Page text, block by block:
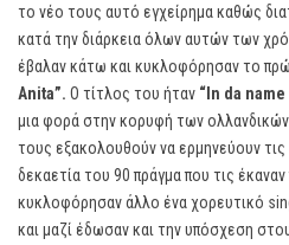
το νέο τους αυτό εγχείρημα καθώς
κατά την διάρκεια όλων αυτών των
έβαλαν κάτω και κυκλοφόρησαν το
Anita”. Ο τίτλος του ήταν “ In da name
μια φορά στην κορυφή των
τους εξακολουθούν να ερμηνεύουν τις
δεκαετία του 90 πράγμα που τις
κυκλοφόρησαν άλλο ένα χορευτικό
και μαζί έδωσαν και την υπόσχεση